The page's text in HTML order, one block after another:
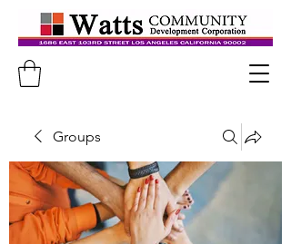
Groups